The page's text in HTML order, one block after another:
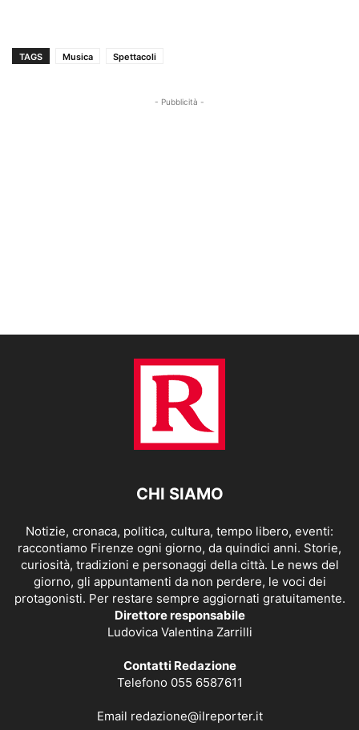
TAGS Musica Spettacoli
- Pubblicità -
CHI SIAMO
Notizie, cronaca, politica, cultura, tempo libero, eventi:
raccontiamo Firenze ogni giorno, da quindici anni. Storie,
curiosità, tradizioni e personaggi della città. Le news del
giorno, gli appuntamenti da non perdere, le voci dei
protagonisti. Per restare sempre aggiornati gratuitamente.
Direttore responsabile
Ludovica Valentina Zarrilli
Contatti Redazione
Telefono 055 6587611
Email redazione@ilreporter.it